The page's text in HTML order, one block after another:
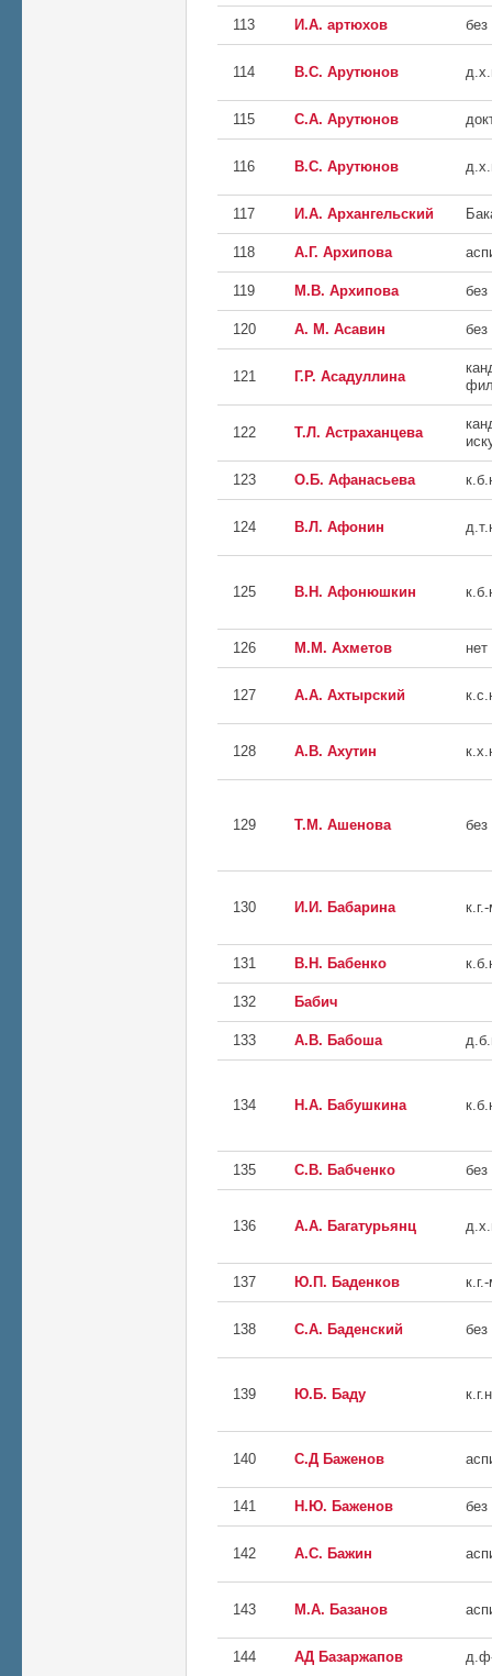
113 И.А. артюхов без
114 В.С. Арутюнов
115 С.А. Арутюнов
116 В.С. Арутюнов
117 И.А. Архангельский
118 А.Г. Архипова
119 М.В. Архипова без
120 А. М. Асавин без
121 Г.Р. Асадуллина
122 Т.Л. Астраханцева
123 О.Б. Афанасьева
124 В.Л. Афонин
125 В.Н. Афонюшкин
126 М.М. Ахметов нет
127 А.А. Ахтырский
128 А.В. Ахутин
129 Т.М. Ашенова без
130 И.И. Бабарина
131 В.Н. Бабенко
132 Бабич
133 А.В. Бабоша
134 Н.А. Бабушкина
135 С.В. Бабченко без
136 А.А. Багатурьянц
137 Ю.П. Баденков
138 С.А. Баденский без
139 Ю.Б. Баду
140 С.Д Баженов
141 Н.Ю. Баженов без
142 А.С. Бажин
143 М.А. Базанов
144 АД Базаржапов